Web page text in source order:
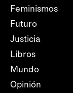
Feminismos
Futuro
Justicia
Libros
Mundo
Opinión